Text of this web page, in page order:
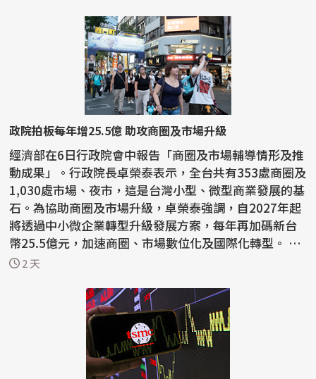
政院拍板每年增25.5億 助攻商圈及市場升級
經濟部在6日行政院會中報告「商圈及市場輔導情形及推
動成果」。行政院長卓榮泰表示，全台共有353處商圈及
1,030處市場、夜市，這是台灣小型、微型商業發展的基
石。為協助商圈及市場升級，卓榮泰強調，自2027年起
將透過中小微企業轉型升級發展方案，每年再加碼新台
幣25.5億元，加速商圈、市場數位化及國際化轉型。 經
濟...2 天